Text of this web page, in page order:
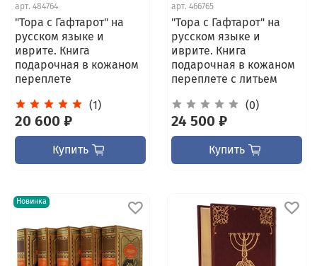
арт. 484764
"Тора с Гафтарот" на
русском языке и
иврите. Книга
подарочная в кожаном
переплете
(1)
20 600 ₽
Купить
арт. 466765
"Тора с Гафтарот" на
русском языке и
иврите. Книга
подарочная в кожаном
переплете с литьем
(0)
24 500 ₽
Купить
Новинка